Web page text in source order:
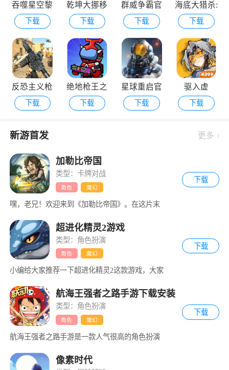
吞噬星空黎
明游戏
下载
乾坤大挪移
2026最新版
下载
群威争霸官
网最新版
下载
海底大猎杀:
亚特兰蒂斯
下载
反恐主义枪
战射击
下载
绝地枪王之
战
下载
星球重启官
方下载安装
下载
驱入虚
空-2.1版本
下载
新游首发 更多
加勒比帝国
类型：卡牌对战
角色 魔幻
下载
嘿，老兄！欢迎来到《加勒比帝国》。在这片末
超进化精灵2游戏
类型：角色扮演
角色 魔幻
下载
小编给大家推荐一下超进化精灵2这款游戏，大家
航海王强者之路手游下载安装
类型：角色扮演
角色 魔幻
下载
航海王强者之路手游是一款人气很高的角色扮演
像素时代